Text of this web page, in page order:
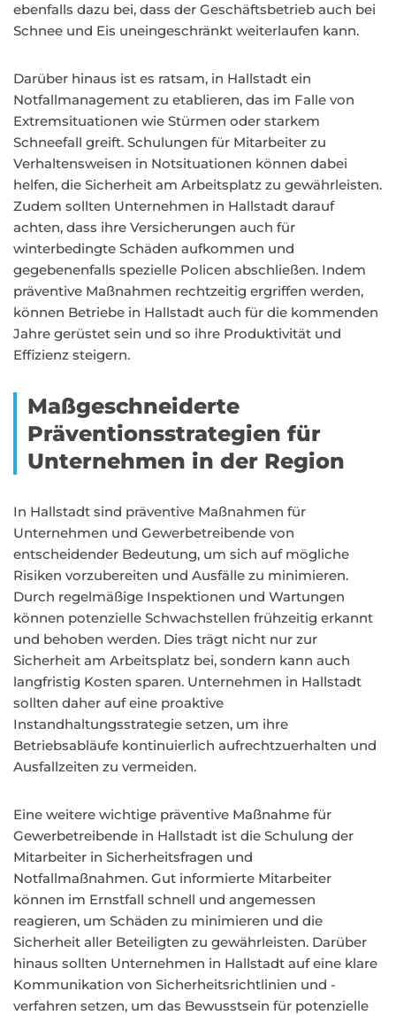
ebenfalls dazu bei, dass der Geschäftsbetrieb auch bei
Schnee und Eis uneingeschränkt weiterlaufen kann.
Darüber hinaus ist es ratsam, in Hallstadt ein
Notfallmanagement zu etablieren, das im Falle von
Extremsituationen wie Stürmen oder starkem
Schneefall greift. Schulungen für Mitarbeiter zu
Verhaltensweisen in Notsituationen können dabei
helfen, die Sicherheit am Arbeitsplatz zu gewährleisten.
Zudem sollten Unternehmen in Hallstadt darauf
achten, dass ihre Versicherungen auch für
winterbedingte Schäden aufkommen und
gegebenenfalls spezielle Policen abschließen. Indem
präventive Maßnahmen rechtzeitig ergriffen werden,
können Betriebe in Hallstadt auch für die kommenden
Jahre gerüstet sein und so ihre Produktivität und
Effizienz steigern.
Maßgeschneiderte
Präventionsstrategien für
Unternehmen in der Region
In Hallstadt sind präventive Maßnahmen für
Unternehmen und Gewerbetreibende von
entscheidender Bedeutung, um sich auf mögliche
Risiken vorzubereiten und Ausfälle zu minimieren.
Durch regelmäßige Inspektionen und Wartungen
können potenzielle Schwachstellen frühzeitig erkannt
und behoben werden. Dies trägt nicht nur zur
Sicherheit am Arbeitsplatz bei, sondern kann auch
langfristig Kosten sparen. Unternehmen in Hallstadt
sollten daher auf eine proaktive
Instandhaltungsstrategie setzen, um ihre
Betriebsabläufe kontinuierlich aufrechtzuerhalten und
Ausfallzeiten zu vermeiden.
Eine weitere wichtige präventive Maßnahme für
Gewerbetreibende in Hallstadt ist die Schulung der
Mitarbeiter in Sicherheitsfragen und
Notfallmaßnahmen. Gut informierte Mitarbeiter
können im Ernstfall schnell und angemessen
reagieren, um Schäden zu minimieren und die
Sicherheit aller Beteiligten zu gewährleisten. Darüber
hinaus sollten Unternehmen in Hallstadt auf eine klare
Kommunikation von Sicherheitsrichtlinien und -
verfahren setzen, um das Bewusstsein für potenzielle